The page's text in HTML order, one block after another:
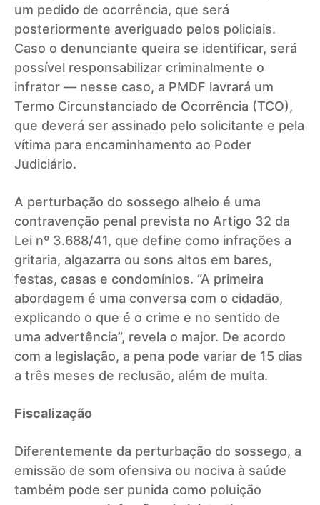
um pedido de ocorrência, que será
posteriormente averiguado pelos policiais.
Caso o denunciante queira se identificar, será
possível responsabilizar criminalmente o
infrator — nesse caso, a PMDF lavrará um
Termo Circunstanciado de Ocorrência (TCO),
que deverá ser assinado pelo solicitante e pela
vítima para encaminhamento ao Poder
Judiciário.
A perturbação do sossego alheio é uma
contravenção penal prevista no Artigo 32 da
Lei nº 3.688/41, que define como infrações a
gritaria, algazarra ou sons altos em bares,
festas, casas e condomínios. “A primeira
abordagem é uma conversa com o cidadão,
explicando o que é o crime e no sentido de
uma advertência”, revela o major. De acordo
com a legislação, a pena pode variar de 15 dias
a três meses de reclusão, além de multa.
Fiscalização
Diferentemente da perturbação do sossego, a
emissão de som ofensiva ou nociva à saúde
também pode ser punida como poluição